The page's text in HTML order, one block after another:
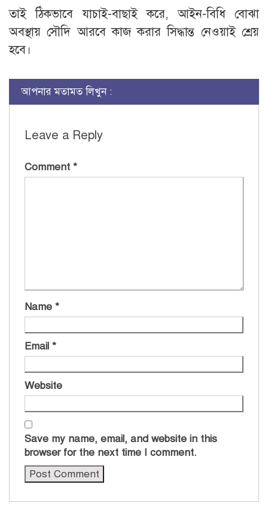
তাই ঠিকভাবে যাচাই-বাছাই করে, আইন-বিধি বোঝা
অবস্থায় সৌদি আরবে কাজ করার সিদ্ধান্ত নেওয়াই শ্রেয়
হবে।
আপনার মতামত লিখুন :
Leave a Reply
Comment *
Name *
Email *
Website
Save my name, email, and website in this
browser for the next time I comment.